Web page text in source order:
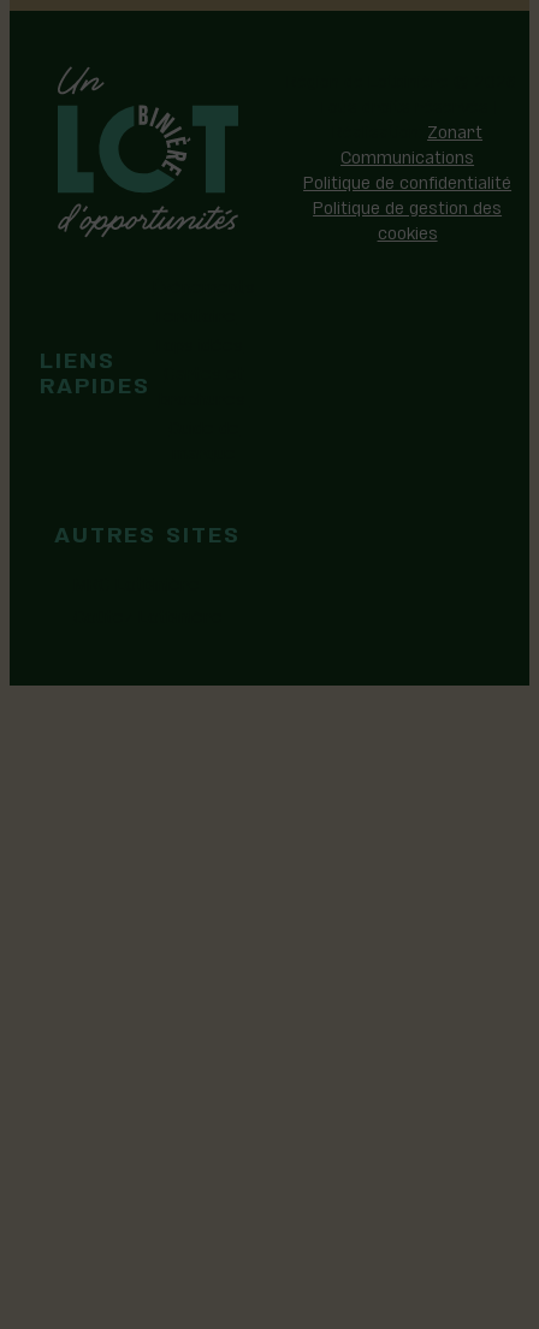
LIENS
RAPIDES
AUTRES SITES
Zonart
Communications
Politique de confidentialité
Politique de gestion des
cookies